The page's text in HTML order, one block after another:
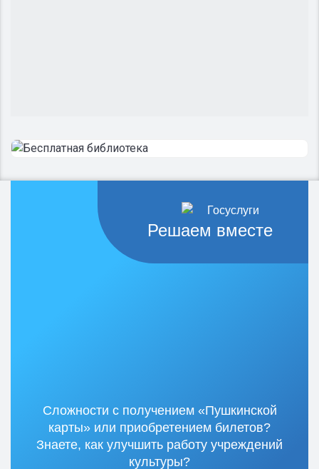
Решаем вместе
Сложности с получением «Пушкинской
карты» или приобретением билетов?
Знаете, как улучшить работу учреждений
культуры?